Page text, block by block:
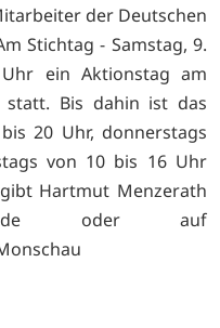
der Deutschen
Stichtag - Samstag, 9.
ein Aktionstag am
statt. Bis dahin ist das
20 Uhr, donnerstags
von 10 bis 16 Uhr
Hartmut Menzerath
eifel.de oder auf